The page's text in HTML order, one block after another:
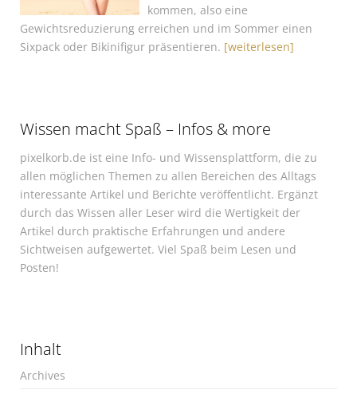
kommen, also eine
Gewichtsreduzierung erreichen und im Sommer einen
Sixpack oder Bikinifigur präsentieren. [weiterlesen]
Wissen macht Spaß – Infos & more
pixelkorb.de ist eine Info- und Wissensplattform, die zu
allen möglichen Themen zu allen Bereichen des Alltags
interessante Artikel und Berichte veröffentlicht. Ergänzt
durch das Wissen aller Leser wird die Wertigkeit der
Artikel durch praktische Erfahrungen und andere
Sichtweisen aufgewertet. Viel Spaß beim Lesen und
Posten!
Inhalt
Archives